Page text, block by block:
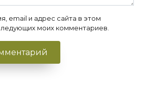
email и адрес сайта в этом
моих комментариев.